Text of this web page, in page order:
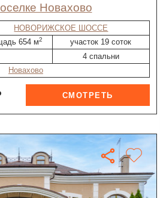
Новахово
НОВОРИЖСКОЕ ШОССЕ
654 м2
участок 19 соток
4 спальни
Новахово